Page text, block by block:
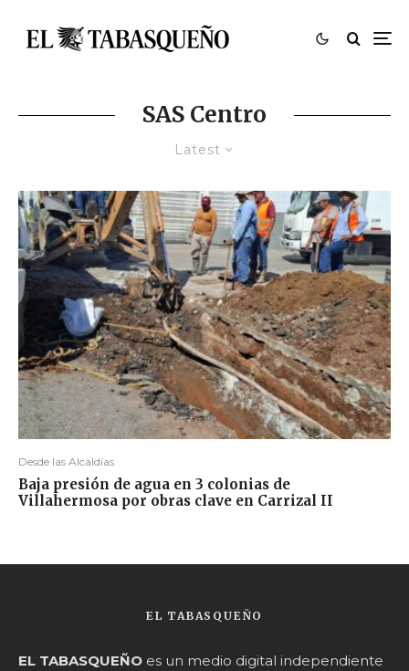
SAS Centro
Latest
Desde las Alcaldías
Baja presión de agua en 3 colonias de
Villahermosa por obras clave en Carrizal II
EL TABASQUEÑO
EL TABASQUEÑO es un medio digital independiente